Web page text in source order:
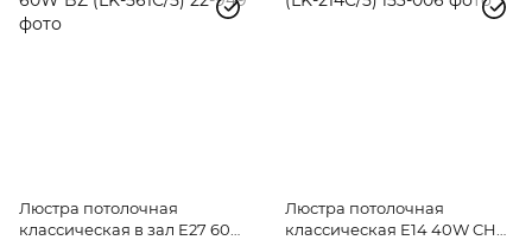
Люстра потолочная
классическая в зал E27 60W
Люстра потолочная
классическая E14 40W CH